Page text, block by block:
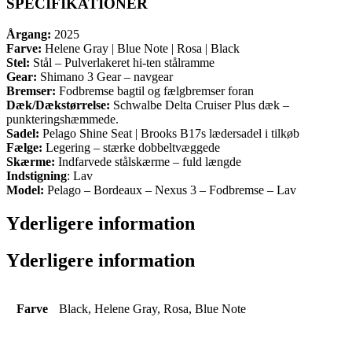
SPECIFIKATIONER
Årgang: 2025
Farve: Helene Gray | Blue Note | Rosa | Black
Stel: Stål – Pulverlakeret hi-ten stålramme
Gear: Shimano 3 Gear – navgear
Bremser: Fodbremse bagtil og fælgbremser foran
Dæk/Dækstørrelse: Schwalbe Delta Cruiser Plus dæk –
punkteringshæmmede.
Sadel: Pelago Shine Seat | Brooks B17s lædersadel i tilkøb
Fælge: Legering – stærke dobbeltvæggede
Skærme: Indfarvede stålskærme – fuld længde
Indstigning: Lav
Model: Pelago – Bordeaux – Nexus 3 – Fodbremse – Lav
Yderligere information
Yderligere information
Farve Black, Helene Gray, Rosa, Blue Note